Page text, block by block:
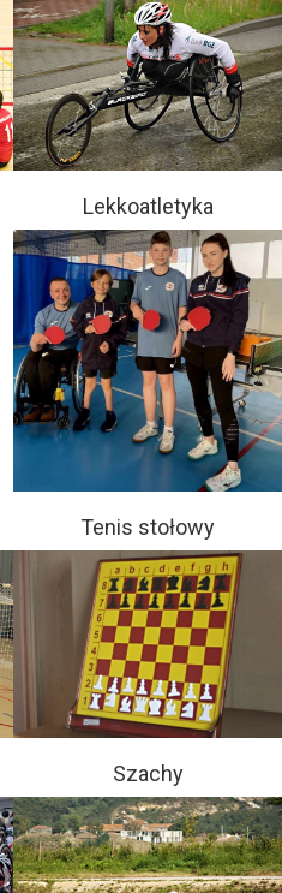
Lekkoatletyka
Tenis stołowy
Szachy